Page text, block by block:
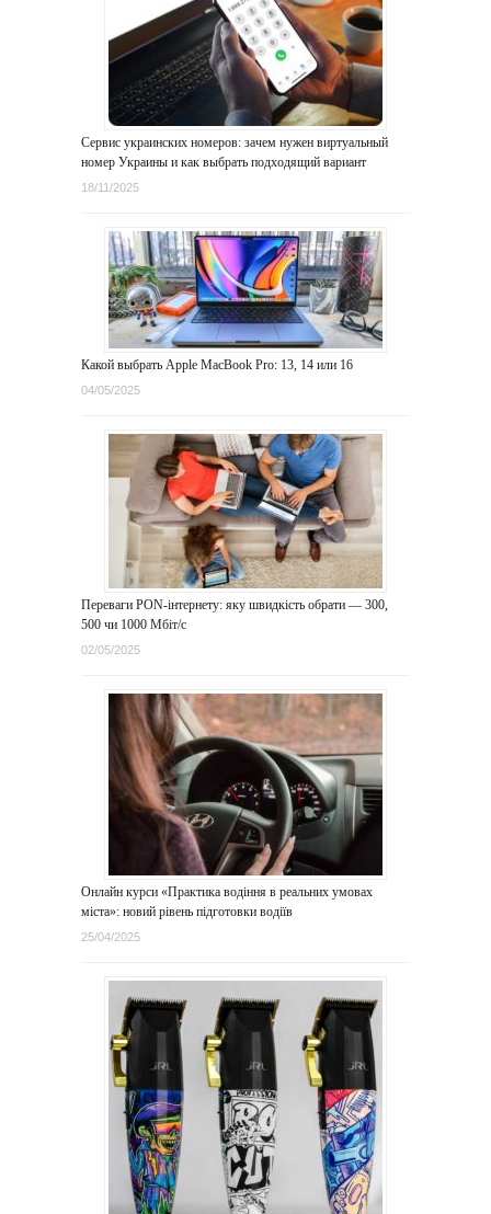
Сервис украинских номеров: зачем нужен виртуальный
номер Украины и как выбрать подходящий вариант
18/11/2025
Какой выбрать Apple MacBook Pro: 13, 14 или 16
04/05/2025
Переваги PON-інтернету: яку швидкість обрати — 300,
500 чи 1000 Мбіт/с
02/05/2025
Онлайн курси «Практика водіння в реальних умовах
міста»: новий рівень підготовки водіїв
25/04/2025